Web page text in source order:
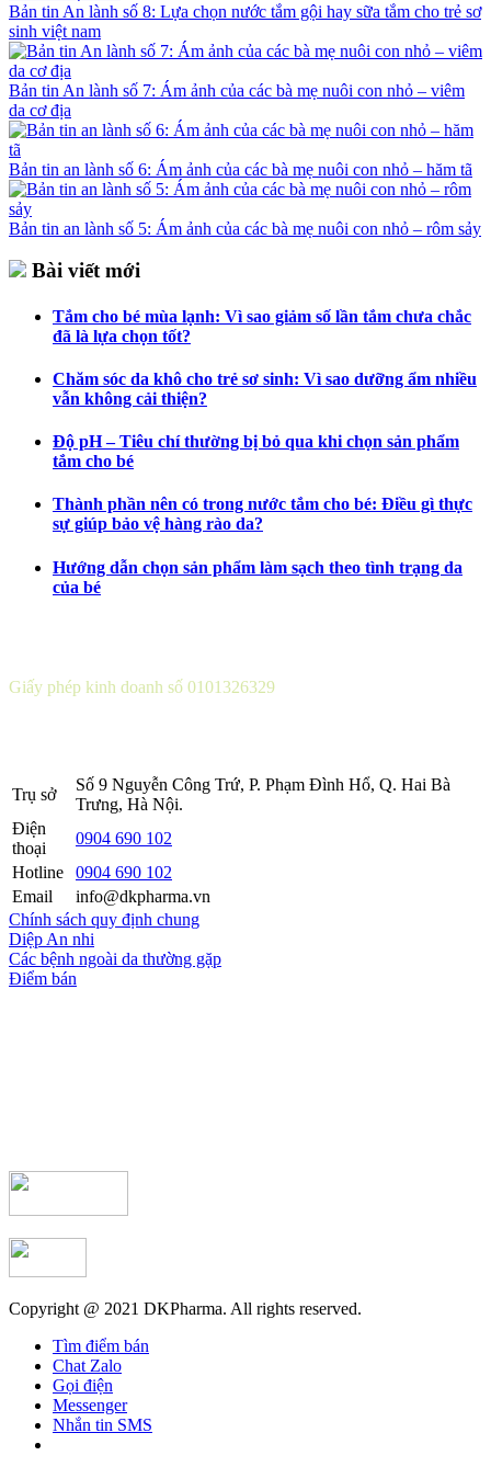
Bản tin An lành số 8: Lựa chọn nước tắm gội hay sữa tắm cho trẻ sơ
sinh việt nam
Bản tin An lành số 7: Ám ảnh của các bà mẹ nuôi con nhỏ – viêm
da cơ địa
Bản tin an lành số 6: Ám ảnh của các bà mẹ nuôi con nhỏ – hăm tã
Bản tin an lành số 5: Ám ảnh của các bà mẹ nuôi con nhỏ – rôm sảy
Bài viết mới
Tắm cho bé mùa lạnh: Vì sao giảm số lần tắm chưa chắc
đã là lựa chọn tốt?
Chăm sóc da khô cho trẻ sơ sinh: Vì sao dưỡng ẩm nhiều
vẫn không cải thiện?
Độ pH – Tiêu chí thường bị bỏ qua khi chọn sản phẩm
tắm cho bé
Thành phần nên có trong nước tắm cho bé: Điều gì thực
sự giúp bảo vệ hàng rào da?
Hướng dẫn chọn sản phẩm làm sạch theo tình trạng da
của bé
Giấy phép kinh doanh số 0101326329
Trụ sở
Số 9 Nguyễn Công Trứ, P. Phạm Đình Hổ, Q. Hai Bà
Trưng, Hà Nội.
Điện
thoại
0904 690 102
Hotline
0904 690 102
Email
info@dkpharma.vn
Chính sách quy định chung
Diệp An nhi
Các bệnh ngoài da thường gặp
Điểm bán
Copyright @ 2021 DKPharma. All rights reserved.
Tìm điểm bán
Chat Zalo
Gọi điện
Messenger
Nhắn tin SMS